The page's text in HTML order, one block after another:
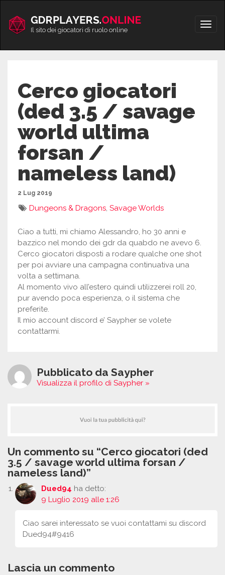
contenuto
Apri/
Il sito dei giocatori di ruolo online
Cerco giocatori
(ded 3.5 / savage
world ultima
forsan /
nameless land)
2 Lug 2019
Dungeons & Dragons,Savage Worlds
Ciao a tutti, mi chiamo Alessandro, ho 30 anni e
bazzico nel mondo dei gdr da quabdo ne avevo 6.
Cerco giocatori disposti a rodare qualche one shot
per poi avviare una campagna continuativa una
volta a settimana.
Al momento vivo all’estero quindi utilizzerei roll 20,
pur avendo poca esperienza, o il sistema che
preferite.
Il mio account discord e’ Saypher se volete
contattarmi.
Pubblicato da Saypher
Visualizza il profilo di Saypher »
Un commento su “Cerco giocatori (ded
3.5 / savage world ultima forsan /
nameless land)”
Dued94 ha detto:
9 Luglio 2019 alle 1:26
Ciao sarei interessato se vuoi contattami su discord
Dued94#9416
Lascia un commento